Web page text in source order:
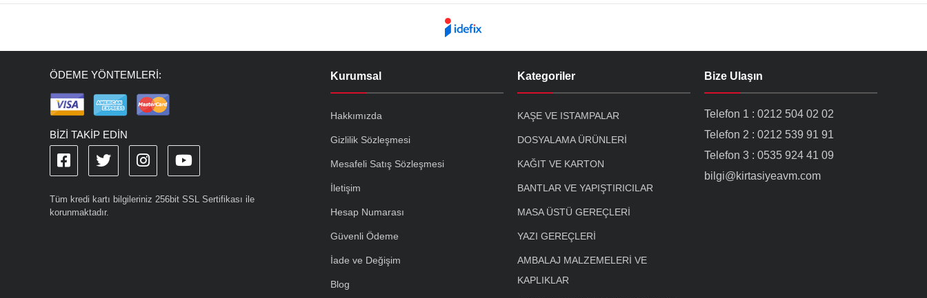
ÖDEME YÖNTEMLERİ:
BİZİ TAKİP EDİN
Tüm kredi kartı bilgileriniz 256bit SSL Sertifikası ile
korunmaktadır.
Kurumsal
Hakkımızda
Gizlilik Sözleşmesi
Mesafeli Satış Sözleşmesi
İletişim
Hesap Numarası
Güvenli Ödeme
İade ve Değişim
Blog
Kategoriler
KAŞE VE ISTAMPALAR
DOSYALAMA ÜRÜNLERİ
KAĞIT VE KARTON
BANTLAR VE YAPIŞTIRICILAR
MASA ÜSTÜ GEREÇLERİ
YAZI GEREÇLERİ
AMBALAJ MALZEMELERİ VE
KAPLIKLAR
Bize Ulaşın
Telefon 1 : 0212 504 02 02
Telefon 2 : 0212 539 91 91
Telefon 3 : 0535 924 41 09
bilgi@kirtasiyeavm.com